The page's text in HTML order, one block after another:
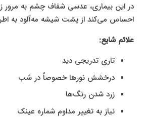
در این بیماری، عدسی شفاف چشم به مرور
احساس می‌کند از پشت شیشه مه‌آلود به
علائم شایع:
تاری تدریجی دید
درخشش نورها خصوصاً در شب
زرد شدن رنگ‌ها
نیاز به تغییر مداوم شماره عینک